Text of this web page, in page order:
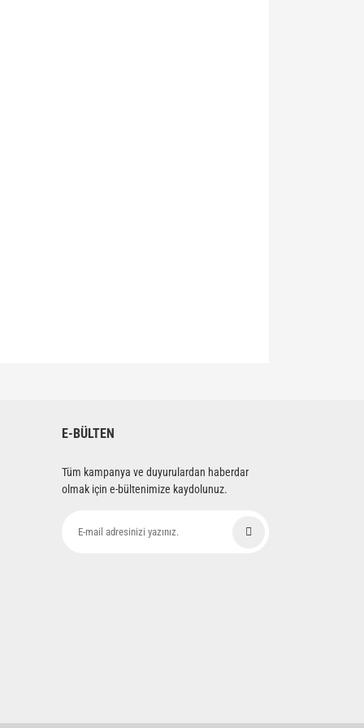
E-BÜLTEN
Tüm kampanya ve duyurulardan haberdar
olmak için e-bültenimize kaydolunuz.